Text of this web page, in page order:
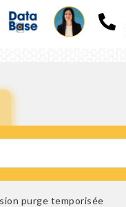
purge temporisée